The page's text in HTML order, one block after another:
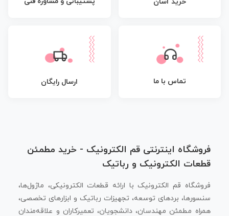
تماس با ما ارسال رایگان
فروشگاه اینترنتی قم الکترونیک - خرید مطمئن
قطعات الکترونیک و رباتیک
فروشگاه قم الکترونیک با ارائه قطعات الکترونیکی، ماژول‌ها،
سنسورها، بردهای توسعه، تجهیزات رباتیک و ابزارهای تخصصی،
همراه مطمئن مهندسان، دانشجویان، تعمیرکاران و علاقه‌مندان